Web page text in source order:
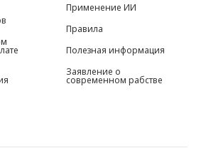
Применение ИИ
Правила
Полезная информация
Заявление о
современном рабстве